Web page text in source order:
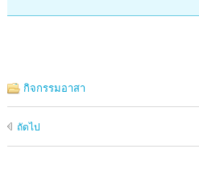
กิจกรรมอาสา
ถัดไป